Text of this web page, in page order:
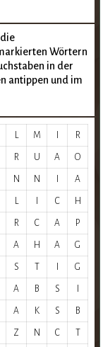
Wörtern
in der
antippen und im
L M R
R U A O
N N A
L C H
R C A P
A H A G
S G
A B S
A K S B
Z N C